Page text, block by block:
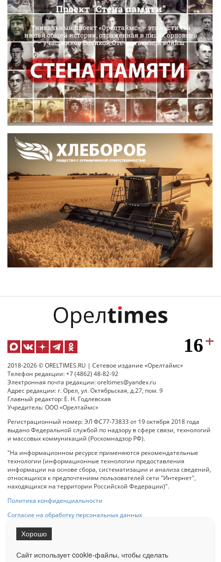
2018-2026 © ORELTIMES.RU | Сетевое издание «Орелтаймс»
Телефон редакции: +7 (4862) 48-82-92
Электронная почта редакции: oreltimes@yandex.ru
Адрес редакции: г. Орел, ул. Октябрьская, д.27, пом. 9
Главный редактор: Е. Н. Годлевская
Учредитель: ООО «Орелтаймс»
Регистрационный номер: ЭЛ ФС77-73833 от 19 октября 2018 года
выдано Федеральной службой по надзору в сфере связи, технологий
и массовых коммуникаций (Роскомнадзор РФ).
"На информационном ресурсе применяются рекомендательные
технологии (информационные технологии предоставления
информации на основе сбора, систематизации и анализа сведений,
относящихся к предпочтениям пользователей сети "Интернет",
находящихся на территории Российской Федерации)".
Политика конфиденциальности
Согласие на обработку персональных данных
на Сетевое издание «ОрелТаймс» обязательна.
Сайт использует cookie-файлы, чтобы сделать
Хорошо